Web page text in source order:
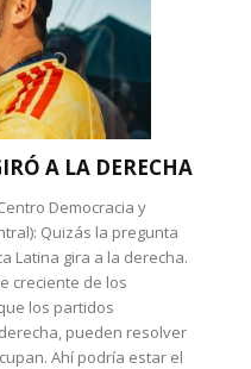
A LA DERECHA
Democracia y
Quizás la pregunta
Latina gira a la derecha.
creciente de los
los partidos
pueden resolver
Ahí podría estar el